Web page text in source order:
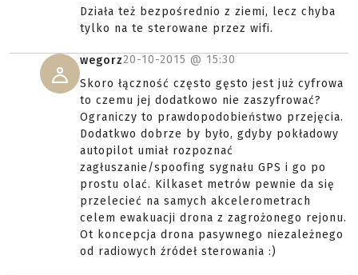
Działa też bezpośrednio z ziemi, lecz chyba
tylko na te sterowane przez wifi.
wegorz20-10-2015 @ 15:30
Skoro łączność często gęsto jest już cyfrowa
to czemu jej dodatkowo nie zaszyfrować?
Ograniczy to prawdopodobieństwo przejęcia.
Dodatkwo dobrze by było, gdyby pokładowy
autopilot umiał rozpoznać
zagłuszanie/spoofing sygnału GPS i go po
prostu olać. Kilkaset metrów pewnie da się
przelecieć na samych akcelerometrach
celem ewakuacji drona z zagrożonego rejonu.
Ot koncepcja drona pasywnego niezależnego
od radiowych źródeł sterowania :)